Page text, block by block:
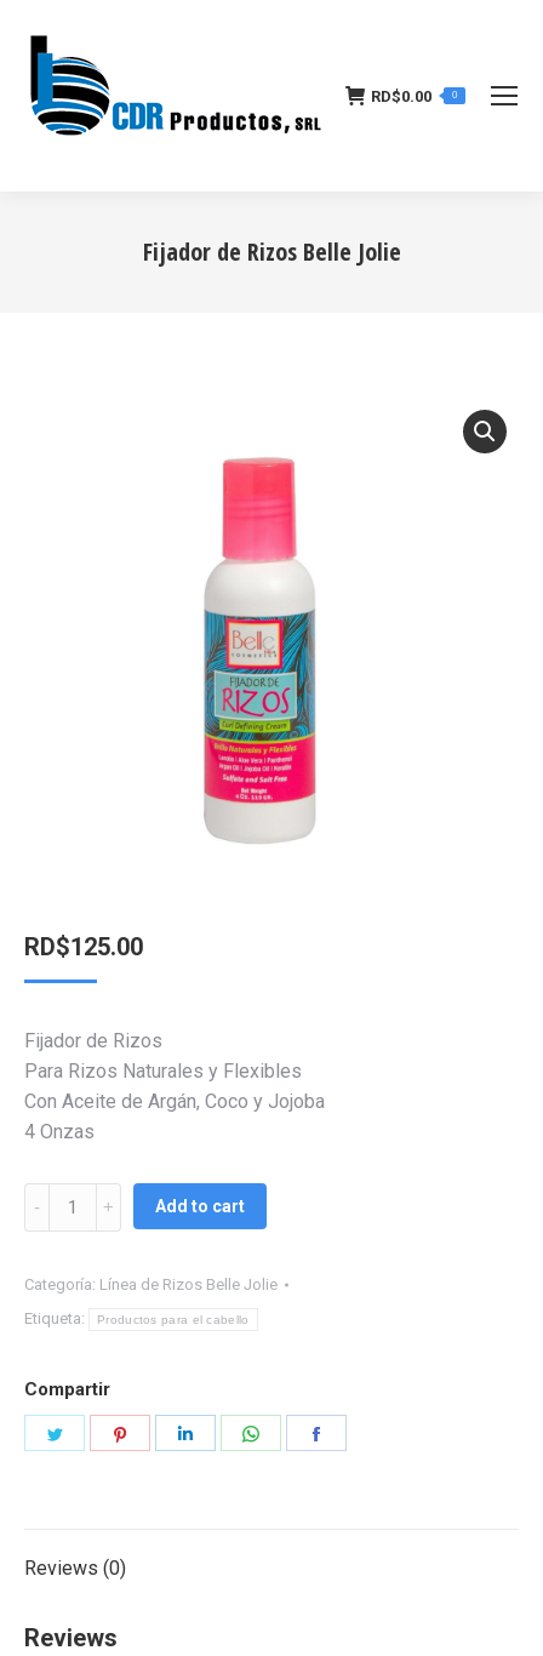
RD$0.00 0
Fijador de Rizos Belle Jolie
RD$125.00
Fijador de Rizos
Para Rizos Naturales y Flexibles
Con Aceite de Argán, Coco y Jojoba
4 Onzas
Fijador
de
Belle
Jolie
Add to cart
Categoría: Línea de Rizos Belle Jolie
Etiqueta:
Productos para el cabello
Compartir
Reviews (0)
Reviews